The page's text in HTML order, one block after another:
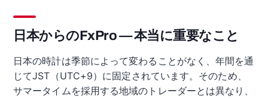
日本からのFxPro — 本当に重要なこと
日本の時計は季節によって変わることがなく、年間を通
じてJST（UTC+9）に固定されています。そのため、
サマータイムを採用する地域のトレーダーとは異なり、